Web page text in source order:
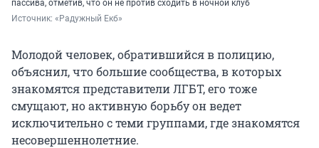
пассива, отметив, что он не против сходить в ночной клуб
Источник: «Радужный Екб»
Молодой человек, обратившийся в полицию,
объяснил, что большие сообщества, в которых
знакомятся представители ЛГБТ, его тоже
смущают, но активную борьбу он ведет
исключительно с теми группами, где знакомятся
несовершеннолетние.